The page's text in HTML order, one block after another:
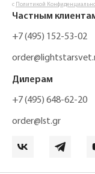
с Политикой
Частным
+7 (495) 152-53-02
Дилерам
+7 (495) 648-62-20
order@lst.gr